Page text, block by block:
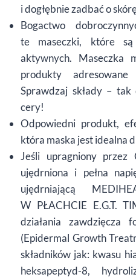
i dogłębnie zadbać o
Bogactwo
te maseczki, które są
aktywnych. Maseczka
produkty
Sprawdzaj składy –
cery!
Odpowiedni produkt,
która maska jest idealna
Jeśli upragniony przez
ujędrniona i pełna
ujędrniającą
W PŁACHCIE E.G.T.
działania zawdzięcza
(Epidermal Growth
składników jak: kwasu
heksapeptyd-8,